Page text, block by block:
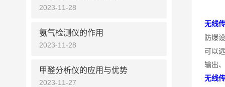
无线
防爆
可以
输出
无线
2023-11-28
氨气检测仪的作用
2023-11-28
甲醛分析仪的应用与优势
2023-11-27